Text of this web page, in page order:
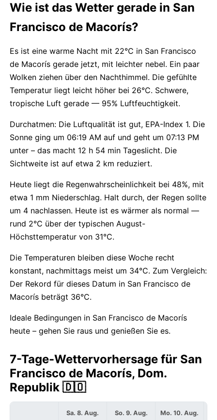
Wie ist das Wetter gerade in San
Francisco de Macorís?
Es ist eine warme Nacht mit 22°C in San Francisco
de Macorís gerade jetzt, mit leichter nebel. Ein paar
Wolken ziehen über den Nachthimmel. Die gefühlte
Temperatur liegt leicht höher bei 26°C. Schwere,
tropische Luft gerade — 95% Luftfeuchtigkeit.
Durchatmen: Die Luftqualität ist gut, EPA-Index 1. Die
Sonne ging um 06:19 AM auf und geht um 07:13 PM
unter – das macht 12 h 54 min Tageslicht. Die
Sichtweite ist auf etwa 2 km reduziert.
Heute liegt die Regenwahrscheinlichkeit bei 48%, mit
etwa 1 mm Niederschlag. Halt durch, der Regen sollte
um 4 nachlassen. Heute ist es wärmer als normal —
rund 2°C über der typischen August-
Höchsttemperatur von 31°C.
Die Temperaturen bleiben diese Woche recht
konstant, nachmittags meist um 34°C. Zum Vergleich:
Der Rekord für dieses Datum in San Francisco de
Macorís beträgt 36°C.
Ideale Bedingungen in San Francisco de Macorís
heute – gehen Sie raus und genießen Sie es.
7-Tage-Wettervorhersage für San
Francisco de Macorís, Dom.
Republik 🇩🇴
Sa. 8. Aug. So. 9. Aug. Mo. 10. Aug.